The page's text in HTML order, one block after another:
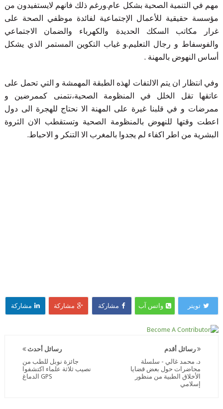
مهم في التنمية الصحية بشكل عام.ورغم ذلك فانهم لايستفيدون من
مؤسسة حقيقية للأعمال الإجتماعية لفائدة موظفي الصحة على
غرار مكاتب السكك الحديدة والكهرباء والضمان الاجتماعي
والفوسفاط و رجال التعليم.و غياب التكوين المستمر الذي يشكل
أساس النهوض بالمهنة .
وفي انتظار ان يتم الالتفات لهذه الطبقة المهمشة و التي تحمل على
عاتقها تقل الخلل في المنظومة الصحية،نتمنى كممرضين و
ممرضات و في قلبنا غيرة على المهنة الا نحتاج للهجرة الى دول
اعطت وقتها للنهوض بالمنظومة الصحية وتستقطب الان الثروة
البشرية من اطر اكفاء لم يجدوا بالمغرب الا التنكر و الاحباط.
تويتر واتس آب مشاركة مشاركة مشاركة
رسائل أحدث
جائزة نوبل للطب من
نصيب ثلاثة علماء اكتشفوا
GPS الدماغ
رسائل أقدم
د. محمد غالي - سلسلة
محاضرات حول بعض قضايا
الأخلاق الطبية من منظور
إسلامي